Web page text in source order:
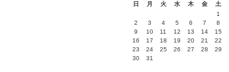
日 月 火 水 木 金
土
1
2
3 4 5 6 7
8
9
10 11 12 13 14
15
16
17 18 19 20 21
22
23
24 25 26 27 28
29
30
31